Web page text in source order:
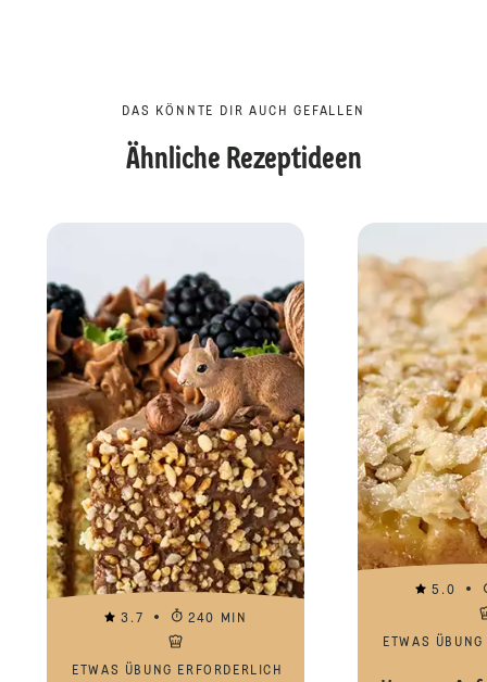
DAS KÖNNTE DIR AUCH GEFALLEN
Ähnliche Rezeptideen
3.7 240 MIN
ETWAS ÜBUNG ERFORDERLICH
5.0
ETWAS